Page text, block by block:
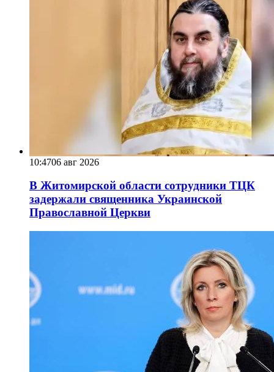
10:4706 авг 2026
В Житомирской области сотрудники ТЦК
задержали священника Украинской
Православной Церкви